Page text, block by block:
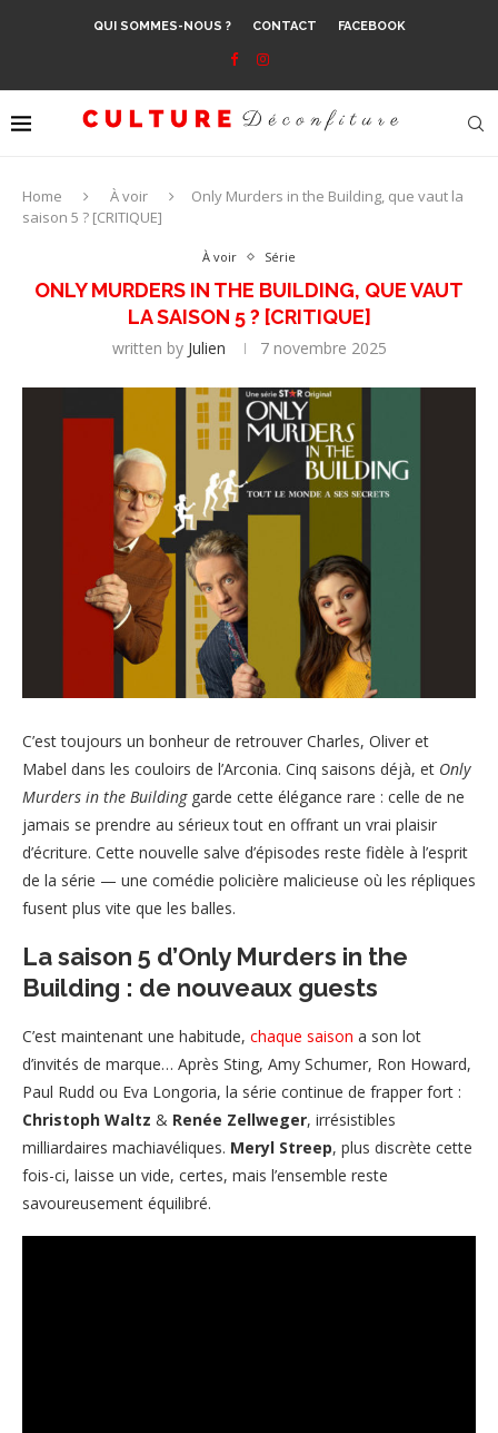
QUI SOMMES-NOUS ? CONTACT FACEBOOK
Home À voir
Only Murders in the Building, que vaut la
saison 5 ? [CRITIQUE]
À voir Série
ONLY MURDERS IN THE BUILDING, QUE VAUT
LA SAISON 5 ? [CRITIQUE]
written by Julien 7 novembre 2025
C’est toujours un bonheur de retrouver Charles, Oliver et
Mabel dans les couloirs de l’Arconia. Cinq saisons déjà, et Only
Murders in the Buildinggarde cette élégance rare : celle de ne
jamais se prendre au sérieux tout en offrant un vrai plaisir
d’écriture. Cette nouvelle salve d’épisodes reste fidèle à l’esprit
de la série — une comédie policière malicieuse où les répliques
fusent plus vite que les balles.
La saison 5 d’Only Murders in the
Building : de nouveaux guests
C’est maintenant une habitude, chaque saison a son lot
d’invités de marque… Après Sting, Amy Schumer, Ron Howard,
Paul Rudd ou Eva Longoria, la série continue de frapper fort :
Christoph Waltz & Renée Zellweger, irrésistibles
milliardaires machiavéliques. Meryl Streep, plus discrète cette
fois-ci, laisse un vide, certes, mais l’ensemble reste
savoureusement équilibré.